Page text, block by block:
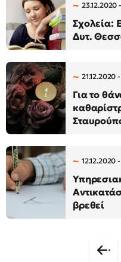
23.12.2020
Σχολεία:
Δυτ.
21.12.2020
Για το
12.12.2020
βρεθεί